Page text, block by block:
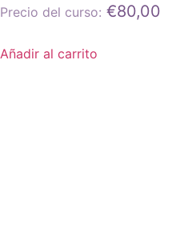
Precio del curso: €80,00
Añadir al carrito